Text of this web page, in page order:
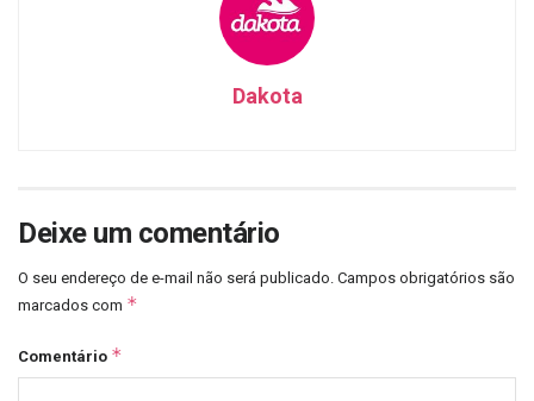
Dakota
Deixe um comentário
O seu endereço de e-mail não será publicado. Campos obrigatórios são
marcados com *
Comentário *